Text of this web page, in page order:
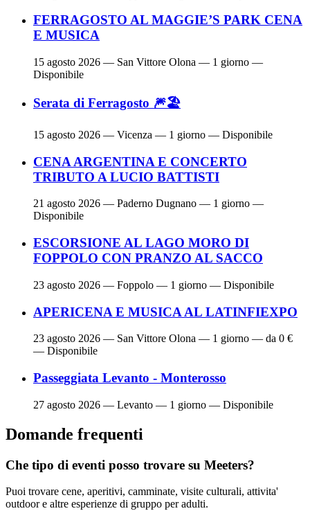
FERRAGOSTO AL MAGGIE’S PARK CENA
E MUSICA
15 agosto 2026 — San Vittore Olona — 1 giorno —
Disponibile
Serata di Ferragosto 🎆🏖
15 agosto 2026 — Vicenza — 1 giorno — Disponibile
CENA ARGENTINA E CONCERTO
TRIBUTO A LUCIO BATTISTI
21 agosto 2026 — Paderno Dugnano — 1 giorno —
Disponibile
ESCORSIONE AL LAGO MORO DI
FOPPOLO CON PRANZO AL SACCO
23 agosto 2026 — Foppolo — 1 giorno — Disponibile
APERICENA E MUSICA AL LATINFIEXPO
23 agosto 2026 — San Vittore Olona — 1 giorno — da 0 €
— Disponibile
Passeggiata Levanto - Monterosso
27 agosto 2026 — Levanto — 1 giorno — Disponibile
Domande frequenti
Che tipo di eventi posso trovare su Meeters?
Puoi trovare cene, aperitivi, camminate, visite culturali, attivita'
outdoor e altre esperienze di gruppo per adulti.